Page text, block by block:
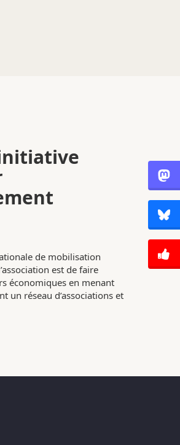
de mobilisation
est de faire
économiques en menant
un réseau d’associations et